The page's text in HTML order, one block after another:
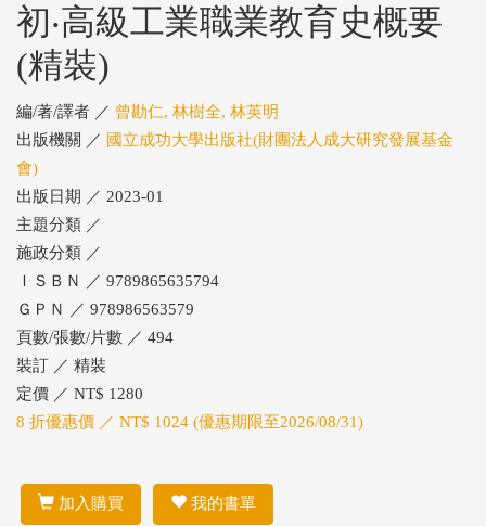
初‧高級工業職業教育史概要
(精裝)
編/著/譯者 ／ 曾勘仁, 林樹全, 林英明
出版機關 ／ 國立成功大學出版社(財團法人成大研究發展基金
會)
出版日期 ／ 2023-01
主題分類 ／
施政分類 ／
ＩＳＢＮ ／ 9789865635794
ＧＰＮ ／ 978986563579
頁數/張數/片數 ／ 494
裝訂 ／ 精裝
定價 ／ NT$ 1280
8 折優惠價 ／ NT$ 1024 (優惠期限至2026/08/31)
加入購買 我的書單